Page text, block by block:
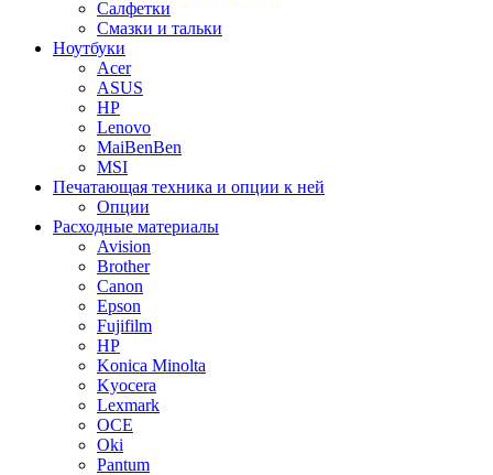
Салфетки
Смазки и тальки
Ноутбуки
Acer
ASUS
HP
Lenovo
MaiBenBen
MSI
Печатающая техника и опции к ней
Опции
Расходные материалы
Avision
Brother
Canon
Epson
Fujifilm
HP
Konica Minolta
Kyocera
Lexmark
OCE
Oki
Pantum